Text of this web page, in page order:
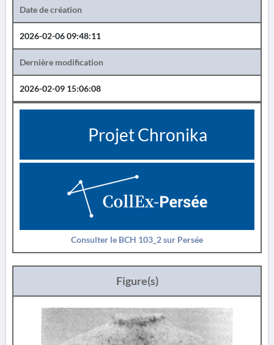
Date de création
2026-02-06 09:48:11
Dernière modification
2026-02-09 15:06:08
Projet Chronika
Consulter le BCH 103_2 sur Persée
Figure(s)